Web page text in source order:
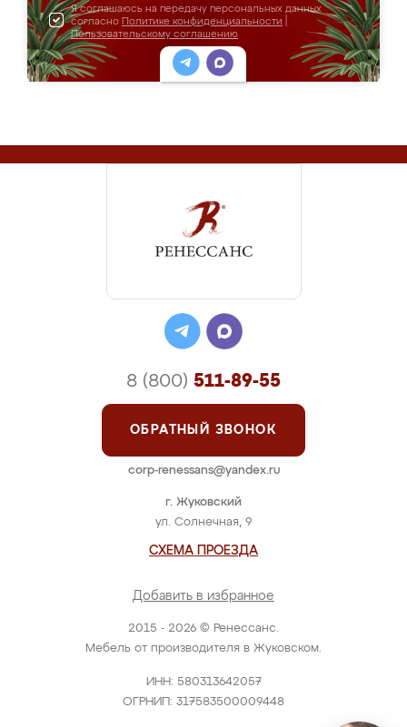
Я соглашаюсь на передачу персональных данных
согласно Политике конфиденциальности
Пользовательскому соглашению
2015 - 2026 © Ренессанс.
Мебель от производителя в Жуковском.
ИНН: 580313642057
ОГРНИП: 317583500009448
г. Жуковский
ул. Солнечная, 9
СХЕМА ПРОЕЗДА
Добавить в избранное
8 (800) 511-89-55
ОБРАТНЫЙ ЗВОНОК
corp-renessans@yandex.ru